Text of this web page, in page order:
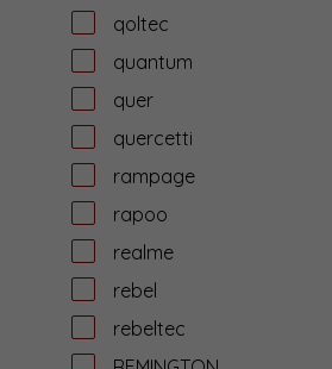
qoltec
quantum
quer
quercetti
rampage
rapoo
realme
rebel
rebeltec